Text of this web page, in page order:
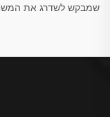
שמבקש לשדרג את